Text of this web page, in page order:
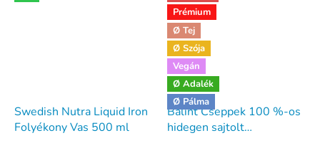
Swedish Nutra Liquid Iron
Folyékony Vas 500 ml
Prémium
Ø Tej
Ø Szója
Vegán
Ø Adalék
Ø Pálma
Bálint Cseppek 100 %-os
hidegen sajtolt